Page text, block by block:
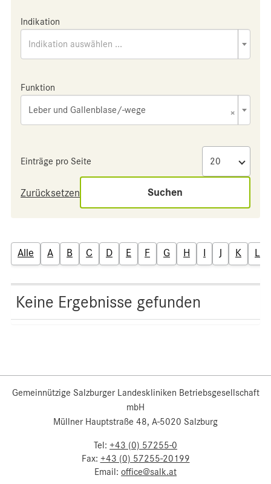
Indikation
Indikation auswählen ...
Funktion
×
Leber und Gallenblase/-wege
Einträge pro Seite
Zurücksetzen Suchen
Alle A B C D E F G H I J K L
Keine Ergebnisse gefunden
Gemeinnützige Salzburger Landeskliniken Betriebsgesellschaft
mbH
Müllner Hauptstraße 48, A-5020 Salzburg
Tel: +43 (0) 57255-0
Fax: +43 (0) 57255-20199
Email: office@salk.at